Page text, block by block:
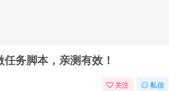
务脚本，亲测有效！
关注 私信